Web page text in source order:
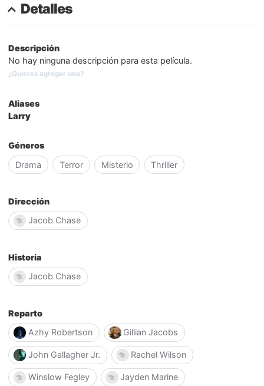
Detalles
Descripción
No hay ninguna descripción para esta película.
¿Quieres agregar una?
Aliases
Larry
Géneros
Drama
Terror Misterio Thriller
Dirección
Jacob Chase
Historia
Jacob Chase
Reparto
Azhy Robertson
Gillian Jacobs
John Gallagher Jr. Rachel Wilson
Winslow Fegley Jayden Marine